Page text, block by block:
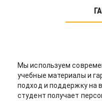
Мы используем
учебные материалы и
подход и поддержку на
студент получает